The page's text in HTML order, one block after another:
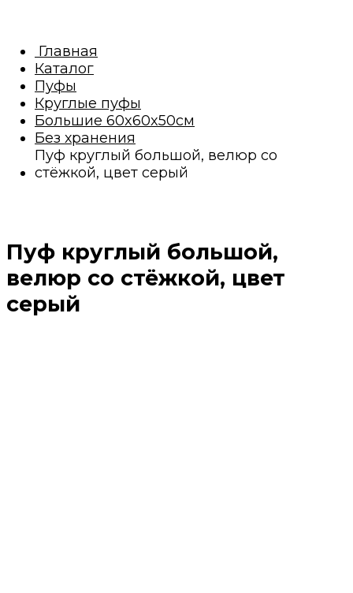
Главная
Каталог
Пуфы
Круглые пуфы
Большие 60x60x50см
Без хранения
Пуф круглый большой, велюр со
стёжкой, цвет серый
Пуф круглый большой,
велюр со стёжкой, цвет
серый